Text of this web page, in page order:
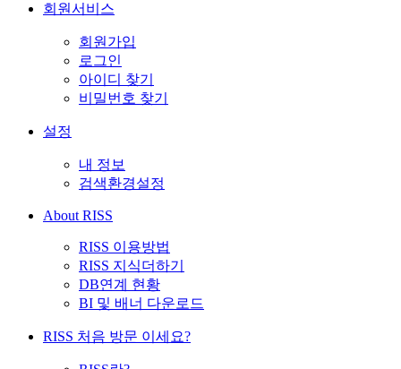
회원서비스
회원가입
로그인
아이디 찾기
비밀번호 찾기
설정
내 정보
검색환경설정
About RISS
RISS 이용방법
RISS 지식더하기
DB연계 현황
BI 및 배너 다운로드
RISS 처음 방문 이세요?